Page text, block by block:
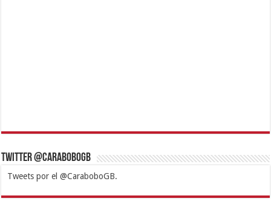
Twitter @CaraboboGB
Tweets por el @CaraboboGB.
1xbetBetturkeyBetistKralbetSupertotobetTipobetMatadorbetMariobet
https://mvbcasino.com/